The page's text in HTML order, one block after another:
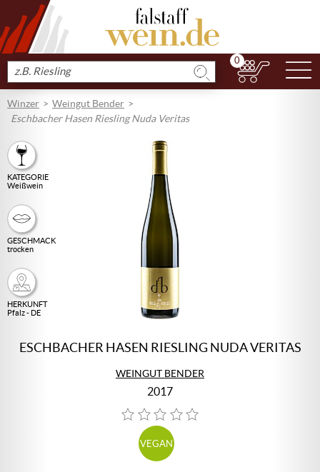
Produkt
suchen
0
Winzer
Weingut Bender
Eschbacher Hasen Riesling Nuda Veritas
KATEGORIE
Weißwein
GESCHMACK
trocken
HERKUNFT
Pfalz - DE
ESCHBACHER HASEN RIESLING NUDA VERITAS
WEINGUT BENDER
2017
VEGAN